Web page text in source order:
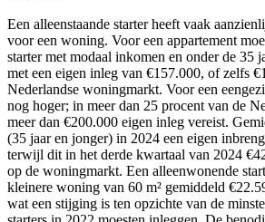
Een alleenstaande starter heeft vaak
voor een woning. Voor een appartement
starter met modaal inkomen en onder de 35
met een eigen inleg van €157.000, of zelfs
Nederlandse woningmarkt. Voor een
nog hoger; in meer dan 25 procent van de
meer dan €200.000 eigen inleg vereist.
(35 jaar en jonger) in 2024 een eigen
terwijl dit in het derde kwartaal van 2024
op de woningmarkt. Een alleenwonende
kleinere woning van 60 m² gemiddeld
wat een stijging is ten opzichte van de